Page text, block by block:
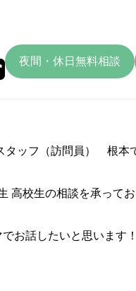
夜間・休日無料相談
ッフ（訪問員） 根本
高校生の相談を承ってお
お話したいと思います